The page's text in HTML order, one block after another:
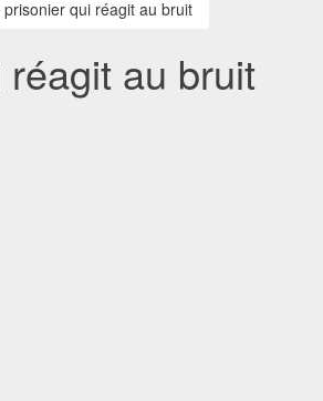
qui réagit au bruit
au bruit